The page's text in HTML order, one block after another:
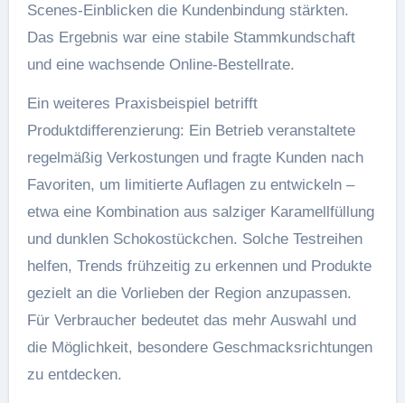
Scenes-Einblicken die Kundenbindung stärkten.
Das Ergebnis war eine stabile Stammkundschaft
und eine wachsende Online-Bestellrate.
Ein weiteres Praxisbeispiel betrifft
Produktdifferenzierung: Ein Betrieb veranstaltete
regelmäßig Verkostungen und fragte Kunden nach
Favoriten, um limitierte Auflagen zu entwickeln –
etwa eine Kombination aus salziger Karamellfüllung
und dunklen Schokostückchen. Solche Testreihen
helfen, Trends frühzeitig zu erkennen und Produkte
gezielt an die Vorlieben der Region anzupassen.
Für Verbraucher bedeutet das mehr Auswahl und
die Möglichkeit, besondere Geschmacksrichtungen
zu entdecken.